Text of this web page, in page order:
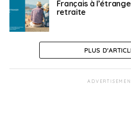
Français à
retraite
PLUS